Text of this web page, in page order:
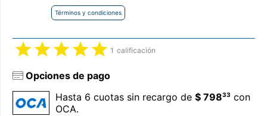
Términos y condiciones
1 calificación
Opciones de pago
Hasta 6 cuotas sin recargo de $ 79833 con
OCA.